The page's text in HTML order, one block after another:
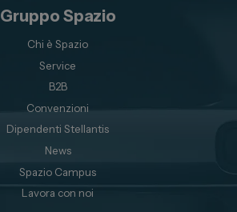
Gruppo Spazio
Chi è Spazio
Service
B2B
Convenzioni
Dipendenti Stellantis
News
Spazio Campus
Lavora con noi